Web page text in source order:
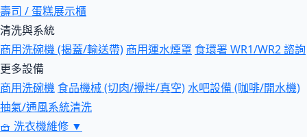
壽司 / 蛋糕展示櫃
清洗與系統
商用洗碗機 (揭蓋/輸送帶) 商用運水煙罩 食環署 WR1/WR2 諮詢
更多設備
商用洗碗機 食品機械 (切肉/攪拌/真空)水吧設備 (咖啡/開水機)
抽氣/通風系統清洗
🧺 洗衣機維修 ▼